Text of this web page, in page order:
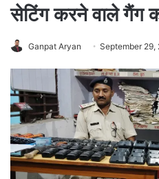
सेटिंग करने वाले गैंग
Ganpat Aryan September 29,